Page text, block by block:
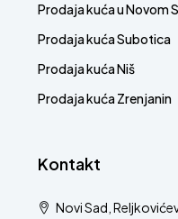
Prodaja kuća u Novom
Prodaja kuća Subotica
Prodaja kuća Niš
Prodaja kuća Zrenjanin
Kontakt
Novi Sad,